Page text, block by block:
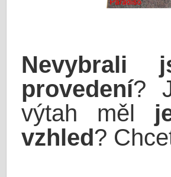
Nevybrali
provedení?
výtah měl
vzhled?